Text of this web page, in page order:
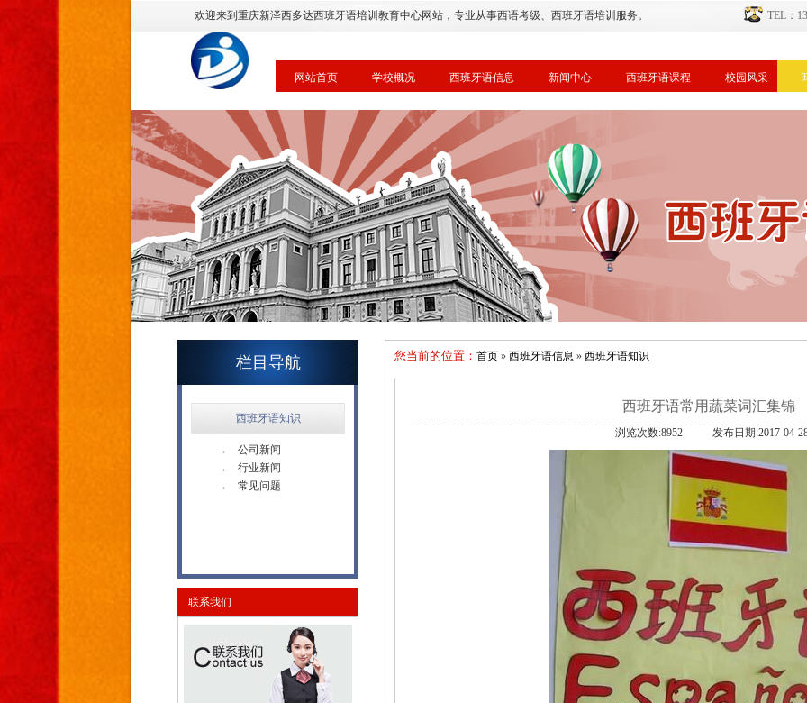
欢迎来到重庆新泽西多达西班牙语培训教育中心网站，专业从事西语考级、西班牙语培训服务。 TEL：
网站首页 学校概况 西班牙语信息 新闻中心 西班牙语课程 校园风采
栏目导航
西班牙语知识
→
公司新闻
→
行业新闻
→
常见问题
联系我们
您当前的位置： 首页 » 西班牙语信息 » 西班牙语知识
西班牙语常用蔬菜词汇集锦
浏览次数:8952 发布日期:2017-04-